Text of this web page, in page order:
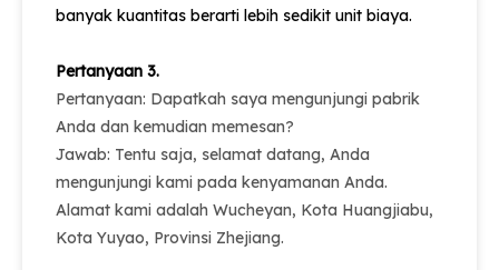
banyak kuantitas berarti lebih sedikit unit biaya.
Pertanyaan 3.
Pertanyaan: Dapatkah saya mengunjungi pabrik
Anda dan kemudian memesan?
Jawab: Tentu saja, selamat datang, Anda
mengunjungi kami pada kenyamanan Anda.
Alamat kami adalah Wucheyan, Kota Huangjiabu,
Kota Yuyao, Provinsi Zhejiang.